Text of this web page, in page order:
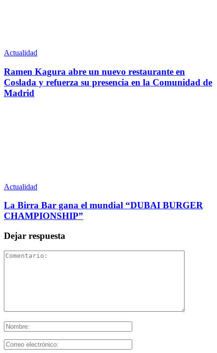
Actualidad
Ramen Kagura abre un nuevo restaurante en
Coslada y refuerza su presencia en la Comunidad de
Madrid
Actualidad
La Birra Bar gana el mundial “DUBAI BURGER
CHAMPIONSHIP”
Dejar respuesta